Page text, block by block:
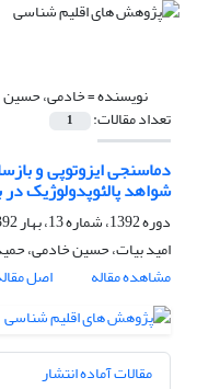
نویسنده =خادمی، حسین
تعداد مقالات: 1
دماسنجی ایزوتوپی و
شواهد پالئوپدولوژیک
دوره 1392، شماره 13، بهار 1392، صفحه
امید بیات، حسین خادمی،
مشاهده مقاله
اصل
مقالات آماده انتشار